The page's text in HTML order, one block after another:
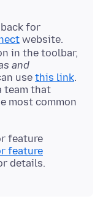
for
website.
in the toolbar,
and
use this link.
team that
most common
feature
feature